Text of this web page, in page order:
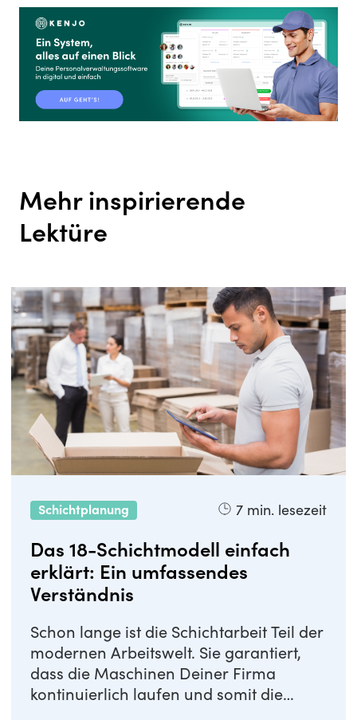
Mehr inspirierende
Lektüre
Schichtplanung 7 min. lesezeit
Das 18-Schichtmodell einfach
erklärt: Ein umfassendes
Verständnis
Schon lange ist die Schichtarbeit Teil der
modernen Arbeitswelt. Sie garantiert,
dass die Maschinen Deiner Firma
kontinuierlich laufen und somit die